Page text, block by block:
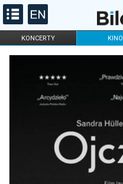
KONCERTY KINO
FILHARMONIA OPERA I
DLA DZIECI